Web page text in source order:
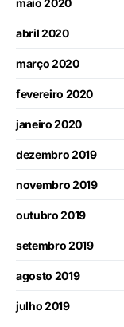
maio 2020
abril 2020
março 2020
fevereiro 2020
janeiro 2020
dezembro 2019
novembro 2019
outubro 2019
setembro 2019
agosto 2019
julho 2019